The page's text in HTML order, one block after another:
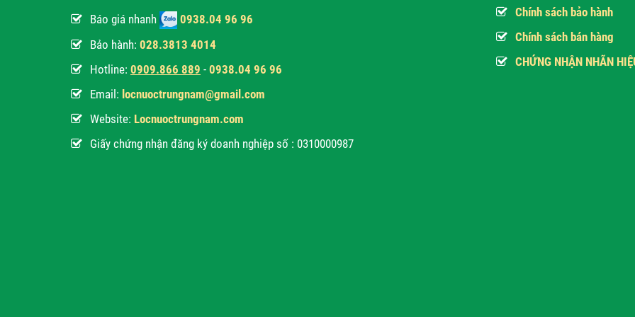
Báo giá nhanh
0938.04 96 96
Bảo hành: 028.3813 4014
Hotline: 0909.866 889 - 0938.04 96 96
Email: locnuoctrungnam@gmail.com
Website: Locnuoctrungnam.com
Giấy chứng nhận đăng ký doanh nghiệp số : 0310000987
Chính sách bảo hành
Chính sách bán hàng
CHỨNG NHẬN NHÃN